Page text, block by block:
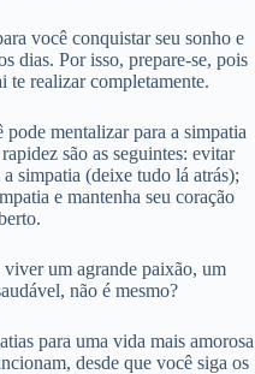
você conquistar seu sonho e
dias. Por isso, prepare-se, pois
te realizar completamente.
mentalizar para a simpatia
são as seguintes: evitar
simpatia (deixe tudo lá atrás);
e mantenha seu coração
um agrande paixão, um
não é mesmo?
para uma vida mais amorosa
desde que você siga os